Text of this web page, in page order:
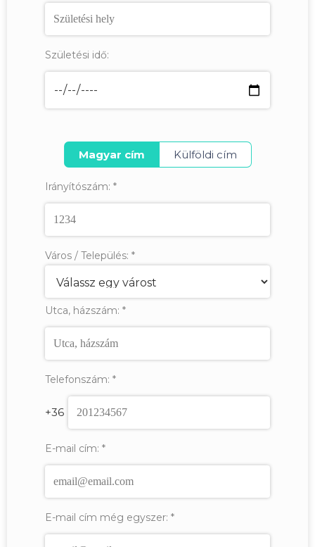
Születési idő:
Magyar cím Külföldi cím
Irányítószám: *
Város / Település: *
Utca, házszám: *
Telefonszám: *
+36
E-mail cím: *
E-mail cím még egyszer: *